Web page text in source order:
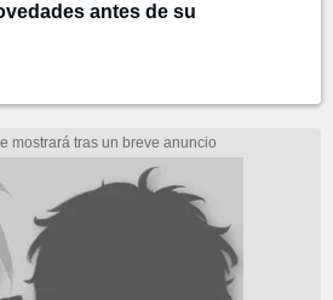
antes de su